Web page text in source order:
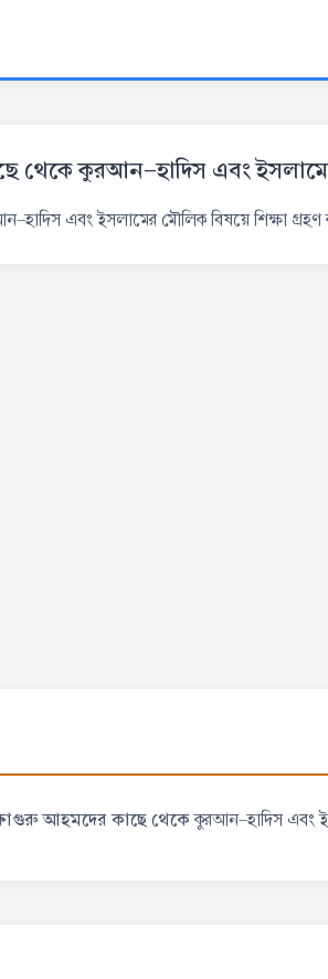
থেকে কুরআন-হাদিস এবং
এবং ইসলামের মৌলিক বিষয়ে শিক্ষা গ্রহণ
আহমদের কাছে থেকেকুরআন-হাদিস এবং